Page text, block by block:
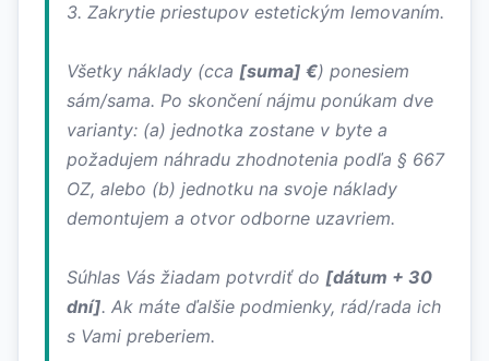
3. Zakrytie priestupov estetickým lemovaním.
Všetky náklady (cca [suma] €) ponesiem
sám/sama. Po skončení nájmu ponúkam dve
varianty: (a) jednotka zostane v byte a
požadujem náhradu zhodnotenia podľa § 667
OZ, alebo (b) jednotku na svoje náklady
demontujem a otvor odborne uzavriem.
Súhlas Vás žiadam potvrdiť do [dátum + 30
dní]. Ak máte ďalšie podmienky, rád/rada ich
s Vami preberiem.